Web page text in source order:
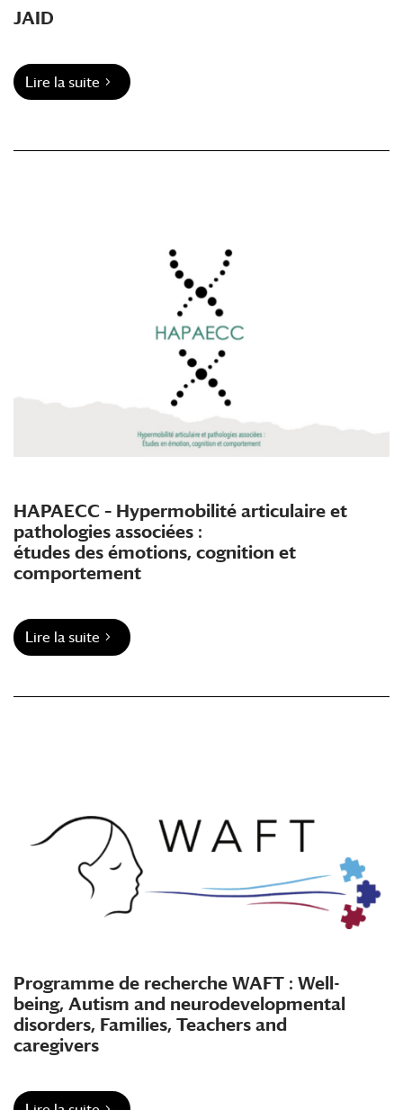
JAID
Lire la suite
HAPAECC – Hypermobilité articulaire et
pathologies associées :
études des émotions, cognition et
comportement
Lire la suite
Programme de recherche WAFT : Well-
being, Autism and neurodevelopmental
disorders, Families, Teachers and
caregivers